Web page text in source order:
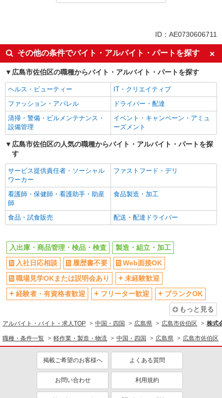
くるまドア・マフラー部品のプレス機セット・
段取り/日払いOK
時給1,400円 交通費：既定支給
広島県広島市佐伯区
キープ 詳細を見る
派遣社員
株式会社シエロ
製造スタッフ
時給1350円〜 ※残業など含む想定月収260000
゜+゜・。○。・゜+゜・。○。・゜+゜ 入社祝い金
10万円支給(規定有) お友達を紹介頂くと, インセン
程有）★ ゜・。○。・゜+゜・。○。・゜+゜
広島県広島市佐伯区
キープ 詳細を見る
派遣社員
株式会社綜合キャリアオプション（1314VJ0805G65★47-S-T3）
時給1,650円 交通費：既定支給
広島県広島市佐伯区
キープ 詳細を見る
印刷機械オペレーター
時給1300円交通費全額支給
広島県広島市佐伯区 ＊車・バイク通勤OK
詳細を見る
交通費支給
社会保険あり
ID：AE0730606711
その他の条件でバイト・アルバイト・パートを探す
広島市佐伯区の職種からバイト・アルバイト・パートを探す
ヘルス・ビューティー
IT・クリエイティブ
ファッション・アパレル
ドライバー・配達
清掃・警備・ビルメンテナンス・
設備管理
イベント・キャンペーン・アミュ
ーズメント
広島市佐伯区の人気の職種からバイト・アルバイト・パートを探
す
サービス提供責任者・ソーシャル
ワーカー
ファストフード・デリ
看護師・保健師・看護助手・助産
師
食品製造・加工
食品・試食販売 配送・配達ドライバー
入出庫・商品管理・検品・検査
製造・組立・加工
入社日応相談
履歴書不要
Web面接OK
職場見学OKまたは説明会あり
未経験歓迎
経験者・有資格者歓迎
フリーター歓迎
ブランクOK
もっと見る
アルバイト・バイト・求人TOP 中国・四国 広島県 広島市佐伯区 株式
職種・条件一覧 軽作業・製造・物流 中国・四国 広島県 広島市佐伯区
掲載ご希望のお客様へ よくある質問
お問い合わせ 利用規約